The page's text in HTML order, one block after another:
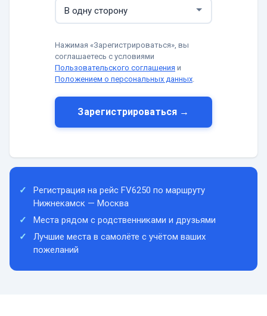
Нажимая «Зарегистрироваться», вы
соглашаетесь с условиями
Пользовательского соглашения и
Положением о персональных данных.
Зарегистрироваться →
Регистрация на рейс FV6250 по маршруту
Нижнекамск — Москва
Места рядом с родственниками и друзьями
Лучшие места в самолёте с учётом ваших
пожеланий